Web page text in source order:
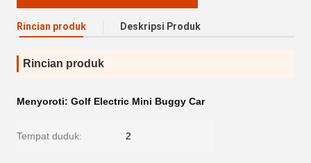
Rincian produk Deskripsi Produk
Rincian produk
Menyoroti: Golf Electric Mini Buggy Car
Tempat duduk: 2